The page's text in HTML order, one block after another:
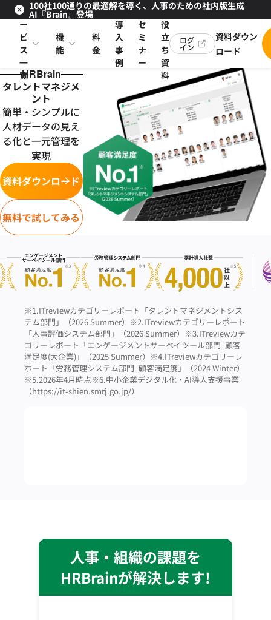
100社100通りの最適解を導く、人事のための社内版生成
AI『Brain』登場
サ
ー
ビ
ス
一
覧
機
能
料
金
導
入
事
例
セ
ミ
ナ
ー
お
役
立
ち
資
料
ログ
イン
資料ダウン
ロード
HRBrain
タレントマネジメ
ント
簡単・シンプルに
人材データの見え
る化と一元管理を
実現
資料ダウンロード
無料で試してみる
※1.ITreviewカテゴリーレポート「タレントマネジメントシス
テム部門」（2026 Summer） ※2.ITreviewカテゴリーレポート
「人事評価システム部門」（2026 Summer） ※3.ITreviewカテ
ゴリーレポート「エンゲージメントサーベイツール部門_顧客
満足度(大企業)」（2025 Summer） ※4.ITreviewカテゴリーレ
ポート「労務管理システム部門_顧客満足度」（2024 Winter）
※5.2026年4月時点※6.中小企業デジタル化・AI導入支援事業
（https://it-shien.smrj.go.jp/）
人事・組織の課題を
HRBrainが解決します!